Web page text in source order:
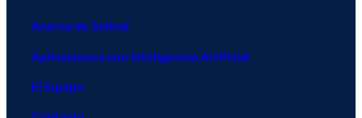
Acerca de Solinal
Aplicaciones con Inteligencia Artificial
El Equipo